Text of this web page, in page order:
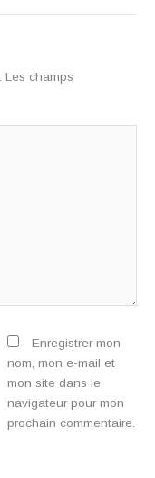
Les champs
Enregistrer mon
nom, mon e-mail et
mon site dans le
navigateur pour mon
prochain commentaire.